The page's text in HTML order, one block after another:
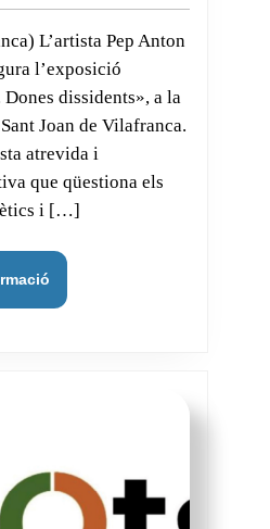
Xaus
inaugura
l’exposició
«Heretges.
Dones
dissidents».
l’exposició
Dones dissidents», a la
Joan de Vilafranca.
atrevida i
que qüestiona els
i […]
Informació